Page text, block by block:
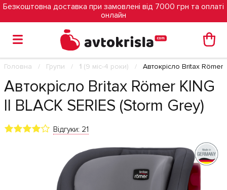
Безкоштовна доставка при замовлені від 7000 грн та оплаті
онлайн
Головна Групи 1 (9 міс-4 роки) Автокрісло Britax Römer
Автокрісло Britax Römer KING
II BLACK SERIES (Storm Grey)
Відгуки: 21